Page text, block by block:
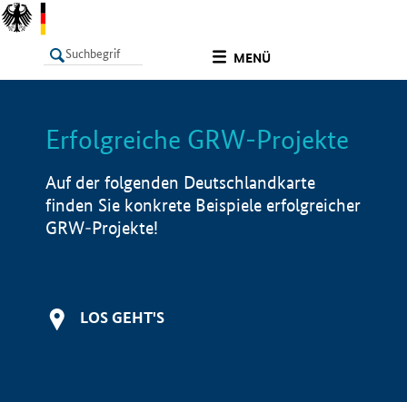
MENÜ
LISTE Info
Erfolgreiche GRW-Projekte
Auf der folgenden Deutschlandkarte
finden Sie konkrete Beispiele erfolgreicher
GRW-Projekte!
LOS GEHT'S